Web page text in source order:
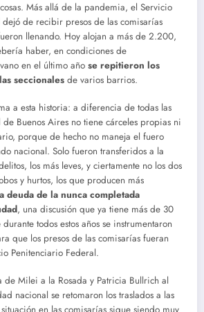
Más allá de la pandemia, el Servicio
de recibir presos de las comisarías
llenando. Hoy alojan a más de 2.200,
haber, en condiciones de
en el último año se repitieron los
seccionales de varios barrios.
a esta historia: a diferencia de todas las
Buenos Aires no tiene cárceles propias ni
porque de hecho no maneja el fuero
nacional. Solo fueron transferidos a la
los más leves, y ciertamente no los dos
y hurtos, los que producen más
deuda de la nunca completada
, una discusión que ya tiene más de 30
todos estos años se instrumentaron
que los presos de las comisarías fueran
Penitenciario Federal.
Milei a la Rosada y Patricia Bullrich al
nacional se retomaron los traslados a las